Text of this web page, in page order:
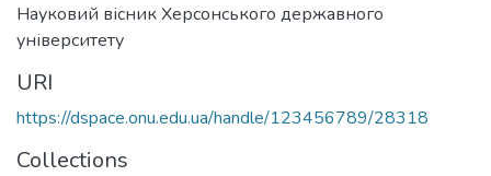
Науковий вісник Херсонського державного
університету
URI
https://dspace.onu.edu.ua/handle/123456789/28318
Collections